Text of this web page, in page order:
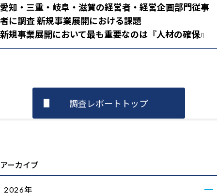
愛知・三重・岐阜・滋賀の経営者・経営企画部門従事
者に調査 新規事業展開における課題
新規事業展開において最も重要なのは『人材の確保』
調査レポートトップ
アーカイブ
2026年